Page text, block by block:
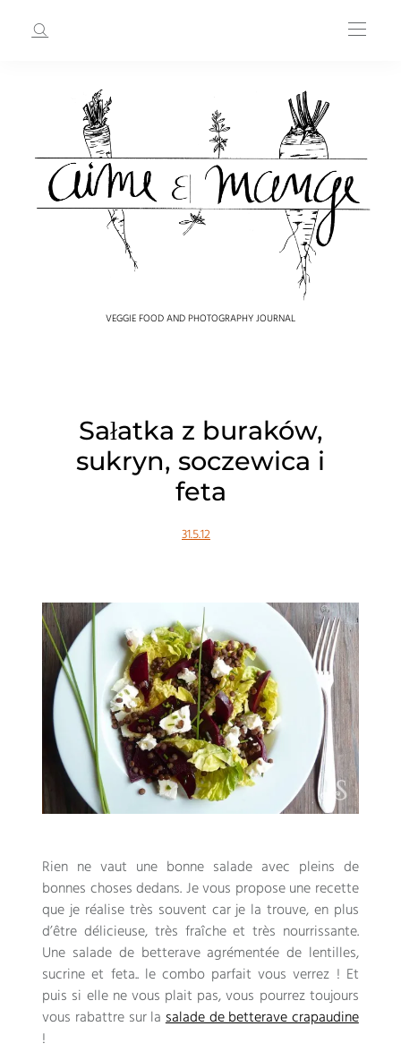
VEGGIE FOOD AND PHOTOGRAPHY JOURNAL
Sałatka z buraków,
sukryn, soczewica i
feta
31.5.12
Rien ne vaut une bonne salade avec pleins de
bonnes choses dedans. Je vous propose une recette
que je réalise très souvent car je la trouve, en plus
d’être délicieuse, très fraîche et très nourrissante.
Une salade de betterave agrémentée de lentilles,
sucrine et feta.. le combo parfait vous verrez ! Et
puis si elle ne vous plait pas,vous pourrez toujours
vous rabattre sur la salade de betterave crapaudine
!